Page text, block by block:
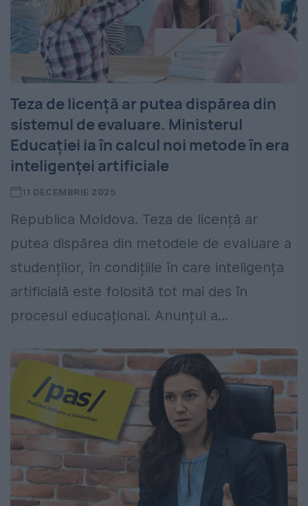
Teza de licență ar putea dispărea din
sistemul de evaluare. Ministerul
Educației ia în calcul noi metode în era
inteligenței artificiale
11 DECEMBRIE 2025
Republica Moldova. Teza de licență ar
putea dispărea din metodele de evaluare a
studenților, în condițiile în care inteligența
artificială este folosită tot mai des în
procesul educațional. Anunțul a...